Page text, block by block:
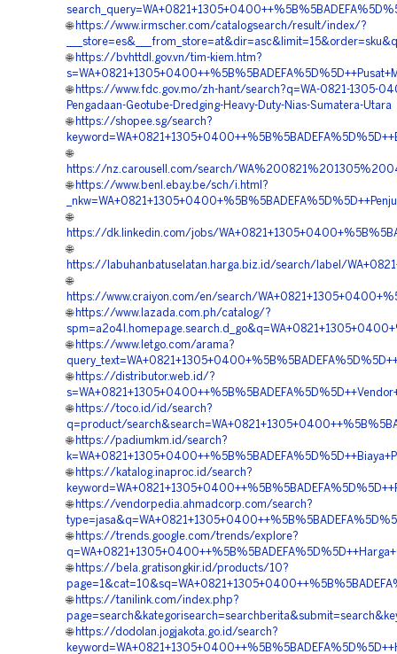
🌐 https://www.irmscher.com/catalogsearch/result/index/?
🌐 https://bvhttdl.gov.vn/tim-kiem.htm?
🌐 https://www.fdc.gov.mo/zh-hant/search?q=WA-0821-1305-
Pengadaan-Geotube-Dredging-Heavy-Duty-Nias-Sumatera-Utara
🌐 https://shopee.sg/search?
🌐
https://nz.carousell.com/search/
🌐 https://www.benl.ebay.be/sch/i.html?
🌐
https://dk.linkedin.com/jobs/
🌐
https://labuhanbatuselatan.harga.biz.id/search/label/
🌐
https://www.craiyon.com/en/search/
🌐 https://www.lazada.com.ph/catalog/?
🌐 https://www.letgo.com/arama?
🌐 https://distributor.web.id/?
🌐 https://toco.id/id/search?
q=product/
🌐 https://padiumkm.id/search?
🌐 https://katalog.inaproc.id/search?
🌐 https://vendorpedia.ahmadcorp.com/search?
🌐 https://trends.google.com/trends/explore?
🌐 https://bela.gratisongkir.id/products/10?
🌐 https://tanilink.com/index.php?
🌐 https://dodolan.jogjakota.go.id/search?